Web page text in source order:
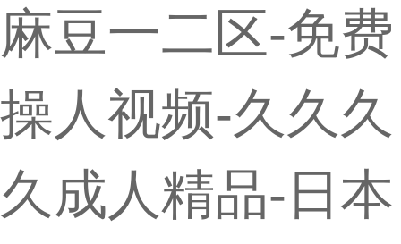
麻豆一二区-免费
操人视频-久久久
久成人精品-日本